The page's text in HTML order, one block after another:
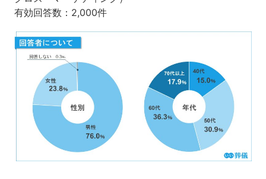
有効回答数：2,000件